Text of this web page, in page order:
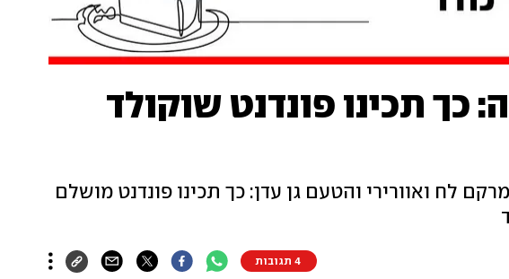
כך תכינו פונדנט שוקולד
לח ואוורירי והטעם גן עדן: כך תכינו פונדנט מושלם
4 תגובות